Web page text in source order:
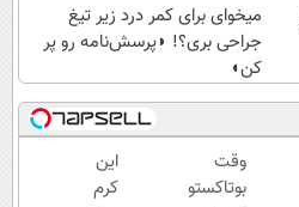
میخوای برای کمر درد زیر تیغ
جراحی بری؟! ◗پرسش‌نامه رو پر
کن◖
وقت
بوتاکستو
این
کرم